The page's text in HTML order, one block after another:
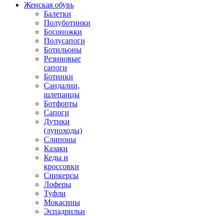
Женская обувь
Балетки
Полуботинки
Босоножки
Полусапоги
Ботильоны
Резиновые
сапоги
Ботинки
Сандалии,
шлепанцы
Ботфорты
Сапоги
Дутики
(луноходы)
Слипоны
Казаки
Кеды и
кроссовки
Сникерсы
Лоферы
Туфли
Мокасины
Эспадрильи